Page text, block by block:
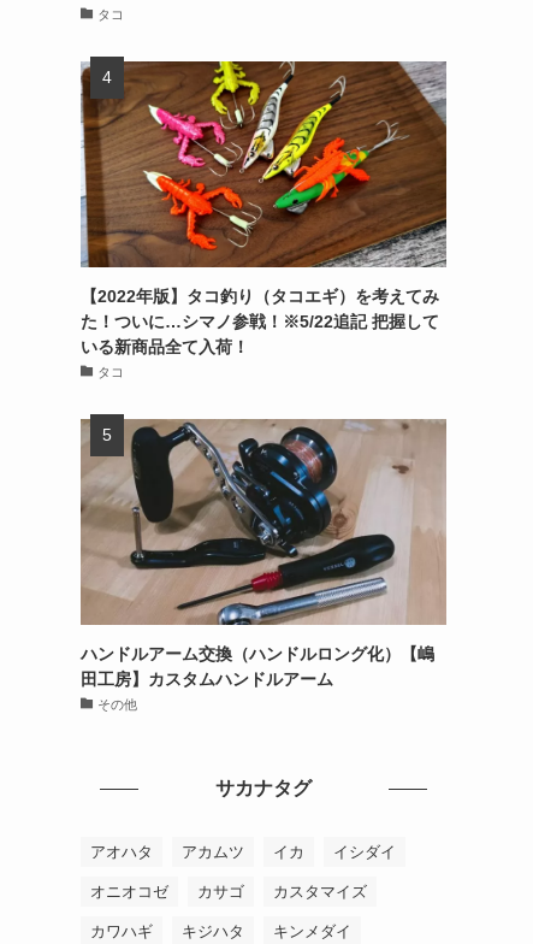
タコ
【2022年版】タコ釣り（タコエギ）を考えてみ
た！ついに…シマノ参戦！※5/22追記 把握して
いる新商品全て入荷！
タコ
ハンドルアーム交換（ハンドルロング化）【嶋
田工房】カスタムハンドルアーム
その他
サカナタグ
アオハタ アカムツ イカ イシダイ
オニオコゼ カサゴ カスタマイズ
カワハギ キジハタ キンメダイ